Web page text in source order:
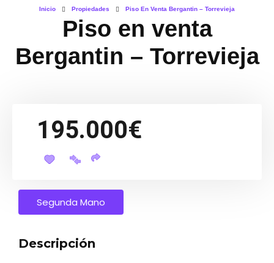
Inicio Propiedades Piso En Venta Bergantin – Torrevieja
Piso en venta
Bergantin – Torrevieja
195.000€
Segunda Mano
Descripción